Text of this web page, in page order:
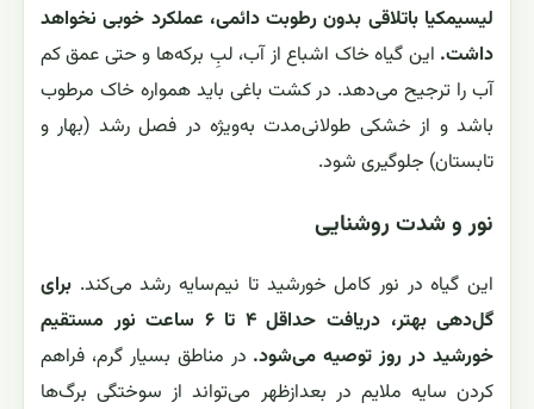
لیسیمکیا باتلاقی بدون رطوبت دائمی، عملکرد خوبی نخواهد
داشت. این گیاه خاک اشباع از آب، لبِ برکه‌ها و حتی عمق کم
آب را ترجیح می‌دهد. در کشت باغی باید همواره خاک مرطوب
باشد و از خشکی طولانی‌مدت به‌ویژه در فصل رشد (بهار و
تابستان) جلوگیری شود.
نور و شدت روشنایی
این گیاه در نور کامل خورشید تا نیم‌سایه رشد می‌کند.برای
گل‌دهی بهتر، دریافت حداقل ۴ تا ۶ ساعت نور مستقیم
خورشید در روز توصیه می‌شود. در مناطق بسیار گرم، فراهم
کردن سایه ملایم در بعدازظهر می‌تواند از سوختگی برگ‌ها